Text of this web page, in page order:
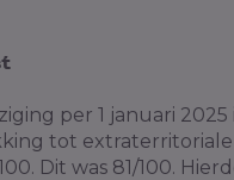
per 1 januari 2025
tot extraterritoriale
Dit was 81/100.